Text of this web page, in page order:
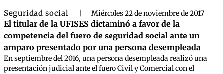
Seguridad social Miércoles 22 de noviembre de 2017
El titular de la UFISES dictaminó a favor de la
competencia del fuero de seguridad social ante un
amparo presentado por una persona desempleada
En septiembre del 2016, una persona desempleada realizó una
presentación judicial ante el fuero Civil y Comercial con el